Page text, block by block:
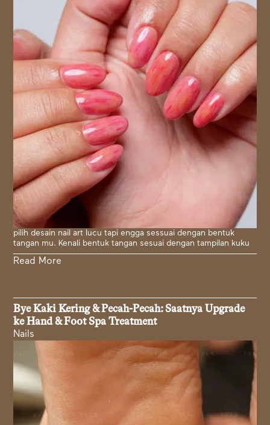
pilih desain nail art lucu tapi engga sessuai dengan bentuk
tangan mu. Kenali bentuk tangan sesuai dengan tampilan kuku
Read More
Bye Kaki Kering & Pecah-Pecah: Saatnya Upgrade
ke Hand & Foot Spa Treatment
Nails